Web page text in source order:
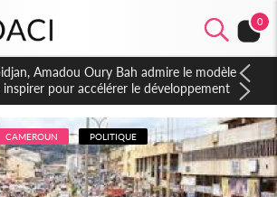
0
Amadou Oury Bah admire le modèle
pour accélérer le développement
CAMEROUN POLITIQUE